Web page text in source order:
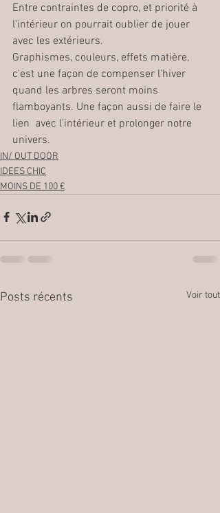
Entre contraintes de copro, et priorité à
l'intérieur on pourrait oublier de jouer
avec les extérieurs.
Graphismes, couleurs, effets matière,
c'est une façon de compenser l'hiver
quand les arbres seront moins
flamboyants. Une façon aussi de faire le
lien  avec l'intérieur et prolonger notre
univers.
IN/ OUT DOOR
IDEES CHIC
MOINS DE 100 €
Posts récents Voir tout